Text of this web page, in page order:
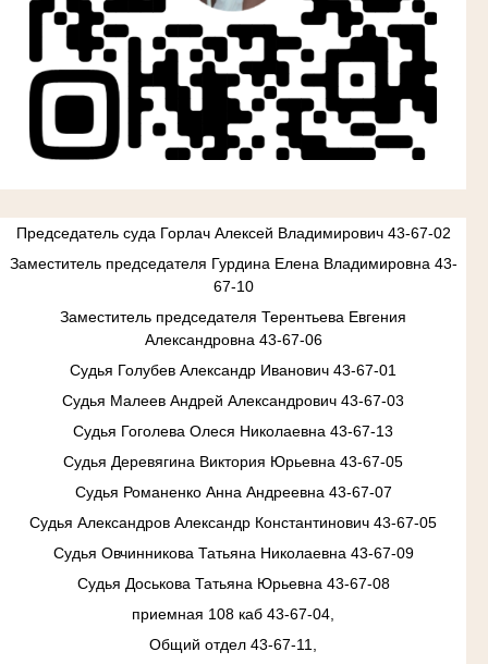
Председатель суда Горлач Алексей Владимирович 43-67-02
Заместитель председателя Гурдина Елена Владимировна 43-
67-10
Заместитель председателя Терентьева Евгения
Александровна 43-67-06
Судья Голубев Александр Иванович 43-67-01
Судья Малеев Андрей Александрович 43-67-03
Судья Гоголева Олеся Николаевна 43-67-13
Судья Деревягина Виктория Юрьевна 43-67-05
Судья Романенко Анна Андреевна 43-67-07
Судья Александров Александр Константинович 43-67-05
Судья Овчинникова Татьяна Николаевна 43-67-09
Судья Доськова Татьяна Юрьевна 43-67-08
приемная 108 каб 43-67-04,
Общий отдел 43-67-11,